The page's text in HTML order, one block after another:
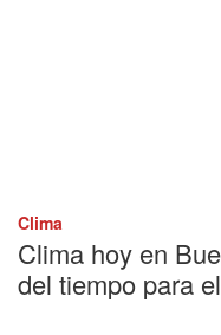
Clima
Clima hoy en
del tiempo para